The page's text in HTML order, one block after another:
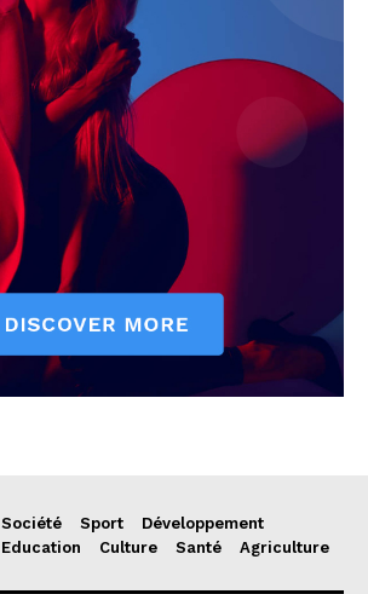
Société Sport
Développement
Education Culture Santé Agriculture